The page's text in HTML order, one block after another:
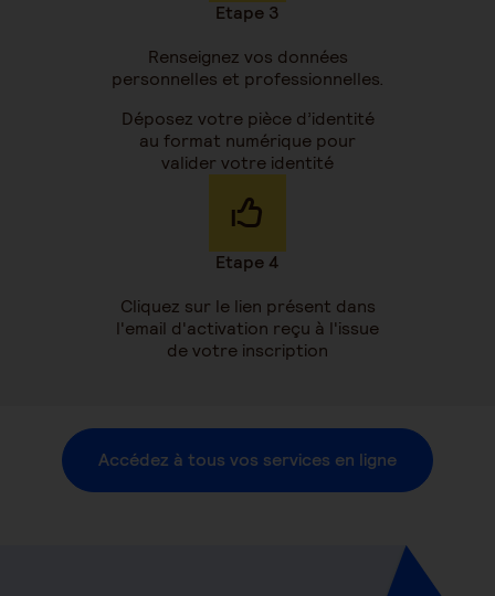
Etape 3
Renseignez vos données
personnelles et professionnelles.
Déposez votre pièce d’identité
au format numérique pour
valider votre identité
Etape 4
Cliquez sur le lien présent dans
l'email d'activation reçu à l'issue
de votre inscription
Accédez à tous vos services en ligne